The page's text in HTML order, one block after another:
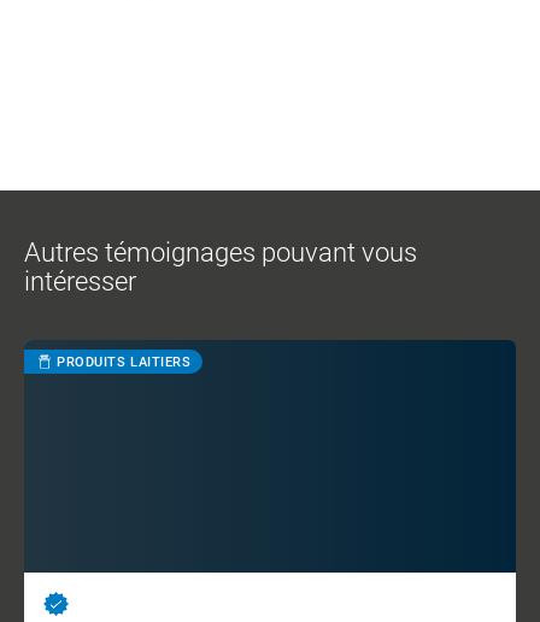
Autres témoignages pouvant vous
intéresser
PRODUITS LAITIERS